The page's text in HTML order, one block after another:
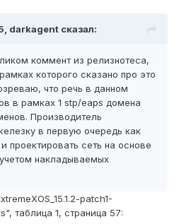
darkagent сказал:
коммент из релизнотеса,
которого сказано про это
что речь в данном
в рамках 1 stp/eaps домена
Производитель
в первую очередь как
проектировать сеть на основе
накладываемых
patch1-
таблица 1, страница 57: